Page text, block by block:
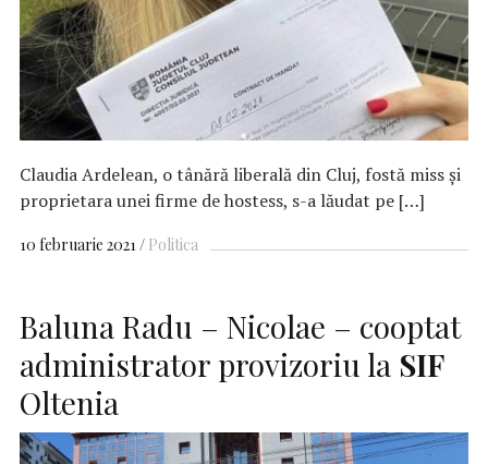
Claudia Ardelean, o tânără liberală din Cluj, fostă miss și
proprietara unei firme de hostess, s-a lăudat pe […]
10 februarie 2021 Politica
Baluna Radu – Nicolae – cooptat
administrator provizoriu la SIF
Oltenia